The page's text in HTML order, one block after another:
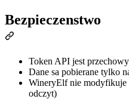
Bezpieczenstwo
Token API jest
Dane sa pobierane tylko
WineryElf nie
odczyt)